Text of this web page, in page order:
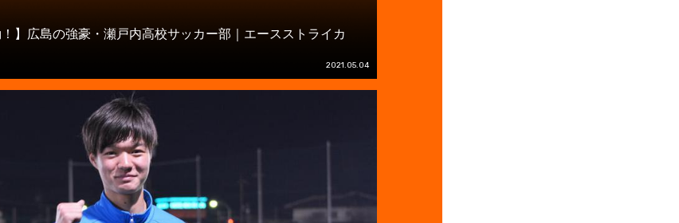
！】広島の強豪・瀬戸内高校サッカー部｜エースストライカ
2021.05.04